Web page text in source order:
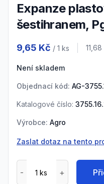
Expanze plastová, světle šedá, se
šestihranem,
9,65 Kč / 1 ks 11,68
Není skladem
Objednací kód: AG-
Katalogové číslo:
Výrobce: Agro
Zaslat dotaz na tento